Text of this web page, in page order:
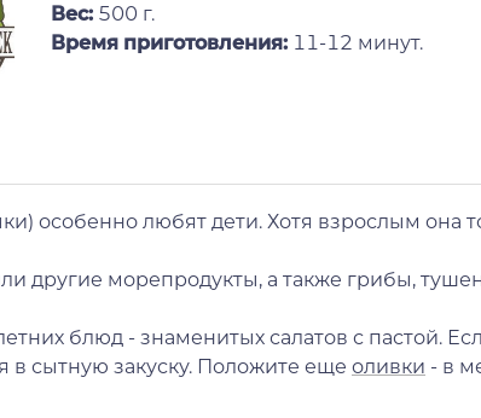
Вес: 500 г.
Время приготовления: 11-12 минут.
особенно любят дети. Хотя взрослым она
другие морепродукты, а также грибы,
блюд - знаменитых салатов с пастой.
в сытную закуску. Положите еще оливки - в